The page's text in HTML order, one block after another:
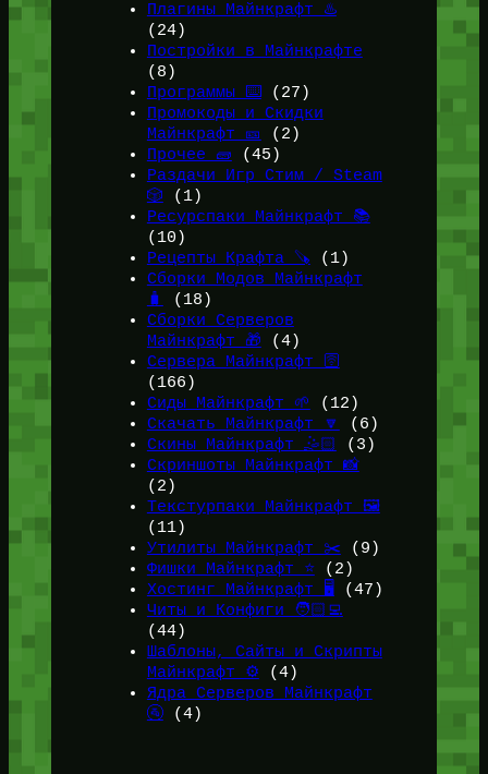
Плагины Майнкрафт ♨️
(24)
Постройки в Майнкрафте
(8)
Программы ⌨️(27)
Промокоды и Скидки
Майнкрафт 🎫
(2)
Прочее 🧱 (45)
Раздачи Игр Стим / Steam
🎲 (1)
Ресурспаки Майнкрафт 📚
(10)
Рецепты Крафта 🪚 (1)
Сборки Модов Майнкрафт
🧳
(18)
Сборки Серверов
Майнкрафт 🎁 (4)
Сервера Майнкрафт 🛜
(166)
Сиды Майнкрафт 🌱
(12)
Скачать Майнкрафт 🔽
(6)
Скины Майнкрафт 🤹🏻
(3)
Скриншоты Майнкрафт 📸
(2)
Текстурпаки Майнкрафт 🖼️
(11)
Утилиты Майнкрафт ✂️ (9)
Фишки Майнкрафт ⭐(2)
Хостинг Майнкрафт 🖥️ (47)
Читы и Конфиги 🧑🏻‍💻
(44)
Шаблоны, Сайты и Скрипты
Майнкрафт ⚙️ (4)
Ядра Серверов Майнкрафт
🚰(4)